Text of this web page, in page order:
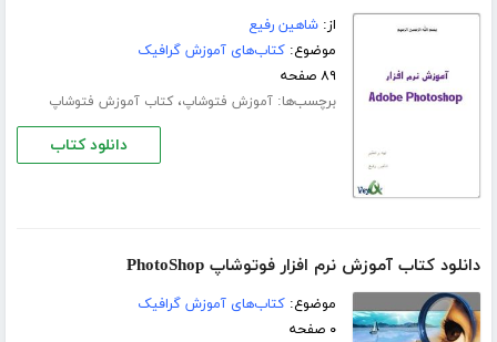
از:شاهین رفیع
موضوع:کتاب‌های آموزش گرافیک
۸۹ صفحه
برچسب‌ها:آموزش فتوشاپ،کتاب آموزش فتوشاپ
دانلود کتاب
دانلود کتاب آموزش نرم افزار فوتوشاپ PhotoShop
موضوع:کتاب‌های آموزش گرافیک
۰ صفحه